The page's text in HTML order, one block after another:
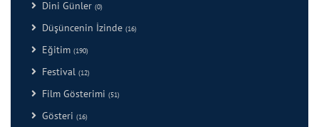
Dini Günler (0)
Düşüncenin İzinde (16)
Eğitim (190)
Festival (12)
Film Gösterimi (51)
Gösteri (16)